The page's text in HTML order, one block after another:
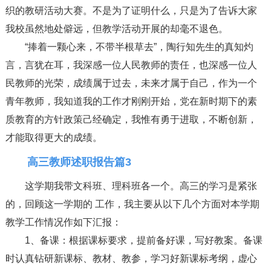
织的教研活动大赛。不是为了证明什么，只是为了告诉大家
我校虽然地处僻远，但教学活动开展的却毫不退色。
“捧着一颗心来，不带半根草去”，陶行知先生的真知灼
言，言犹在耳，我深感一位人民教师的责任，也深感一位人
民教师的光荣，成绩属于过去，未来才属于自己，作为一个
青年教师，我知道我的工作才刚刚开始，党在新时期下的素
质教育的方针政策己经确定，我惟有勇于进取，不断创新，
才能取得更大的成绩。
高三教师述职报告篇3
这学期我带文科班、理科班各一个。高三的学习是紧张
的，回顾这一学期的 工作，我主要从以下几个方面对本学期
教学工作情况作如下汇报：
1、备课：根据课标要求，提前备好课，写好教案。备课
时认真钻研新课标、教材、教参，学习好新课标考纲，虚心